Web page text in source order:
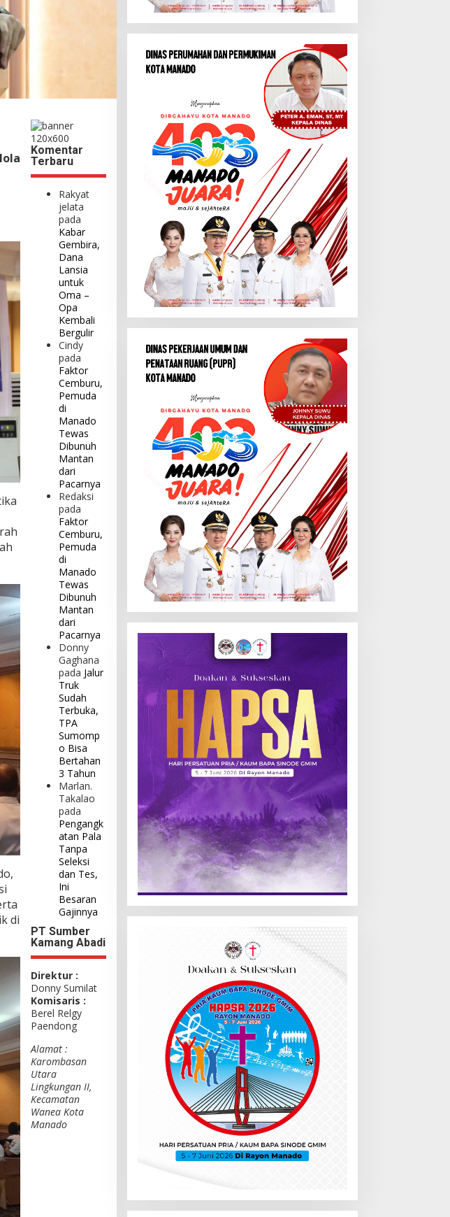
di
Komentar
Terbaru
Rakyat
jelata
pada
Kabar
Gembira,
Dana
Lansia
untuk
Oma –
Opa
Kembali
Bergulir
Cindy
pada
Faktor
Cemburu,
Pemuda
di
Manado
Tewas
Dibunuh
Mantan
dari
Pacarnya
Redaksi
pada
Faktor
Cemburu,
Pemuda
di
Manado
Tewas
Dibunuh
Mantan
dari
Pacarnya
Donny
Gaghana
pada Jalur
Truk
Sudah
Terbuka,
TPA
Sumomp
o Bisa
Bertahan
3 Tahun
Marlan.
Takalao
pada
Pengangk
atan Pala
Tanpa
Seleksi
dan Tes,
Ini
Besaran
Gajinnya
PT Sumber
Kamang Abadi
Direktur :
Donny Sumilat
Komisaris :
Berel Relgy
Paendong
Alamat :
Karombasan
Utara
Lingkungan II,
Kecamatan
Wanea Kota
Manado